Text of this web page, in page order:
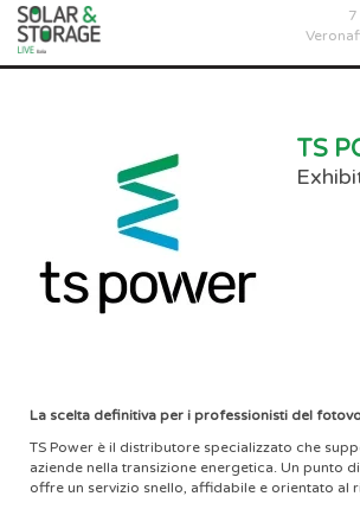
TS
La scelta definitiva per i professionisti del
TS Power è il distributore specializzato che
aziende nella transizione energetica. Un punto
offre un servizio snello, affidabile e orientato al